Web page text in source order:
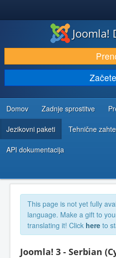
PRENESI IN RAZŠIRI
ODKRIJTE & IZVEJTE
SKUPNOST IN PODPORA
VIRI ZA RAZVIJALCE
Joomla!
Domov Zadnje sprostitve
Jezikovni paketi Tehnične
API dokumentacija
This page is not yet fully
language. Make a gift to
translating it! Click here to
Joomla! 3 - Serbian